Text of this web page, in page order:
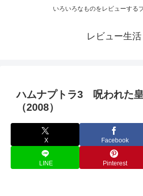
いろいろなものをレビューする
レビュー生活
ハムナプトラ3 呪われた
（2008）
X Facebook
LINE Pinterest